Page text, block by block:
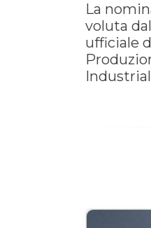
La
voluta dal
ufficiale